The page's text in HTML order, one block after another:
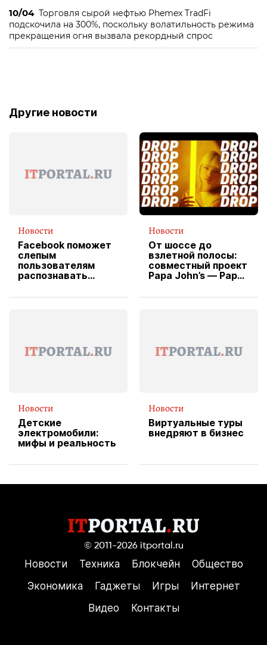
10/04 Торговля сырой нефтью Phemex TradFi
подскочила на 300%, поскольку волатильность режима
прекращения огня вызвала рекордный спрос
Другие новости
Новости
Facebook поможет
слепым
пользователям
распознавать
Новости
От шоссе до
взлетной полосы:
совместный проект
Papa John’s — Papa
вводит
Новости
Детские
электромобили:
мифы и реальность
Новости
Виртуальные туры
внедряют в бизнес
© 2011-2026 itportal.ru
Новости Техника Блокчейн
Общество
Экономика
Гаджеты Игры
Интернет
Видео
Контакты